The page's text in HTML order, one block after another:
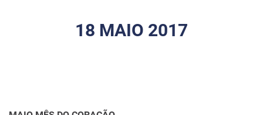
18 MAIO 2017